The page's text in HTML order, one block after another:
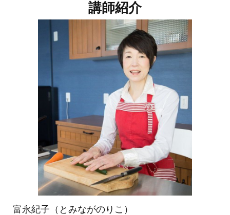
講師紹介
富永紀子（とみながのりこ）